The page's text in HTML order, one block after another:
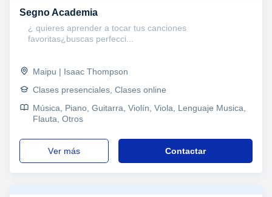
Segno Academia
¿ quieres aprender a tocar tus canciones
favoritas¿buscas perfecci...
Maipu | Isaac Thompson
Clases presenciales, Clases online
Música, Piano, Guitarra, Violín, Viola, Lenguaje Musica,
Flauta, Otros
ver más Contactar